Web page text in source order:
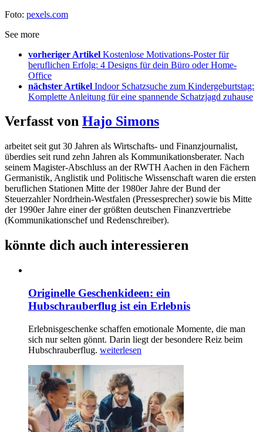
Foto: pexels.com
See more
vorheriger Artikel Kostenlose Motivations-Poster für
beruflichen Erfolg: 4 Designs für dein Büro oder Home-
Office
nächster Artikel Indoor Schatzsuche zum Kindergeburtstag:
Komplette Anleitung für eine spannende Schatzjagd zuhause
Verfasst von Hajo Simons
arbeitet seit gut 30 Jahren als Wirtschafts- und Finanzjournalist,
überdies seit rund zehn Jahren als Kommunikationsberater. Nach
seinem Magister-Abschluss an der RWTH Aachen in den Fächern
Germanistik, Anglistik und Politische Wissenschaft waren die ersten
beruflichen Stationen Mitte der 1980er Jahre der Bund der
Steuerzahler Nordrhein-Westfalen (Pressesprecher) sowie bis Mitte
der 1990er Jahre einer der größten deutschen Finanzvertriebe
(Kommunikationschef und Redenschreiber).
könnte dich auch interessieren
Originelle Geschenkideen: ein
Hubschrauberflug ist ein Erlebnis
Erlebnisgeschenke schaffen emotionale Momente, die man
sich nur selten gönnt. Darin liegt der besondere Reiz beim
Hubschrauberflug. weiterlesen